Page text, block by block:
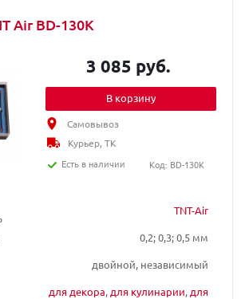
Air BD-130K
TNT-Air
0,2; 0,3; 0,5 мм
двойной, независимый
для декора, для кулинарии, для
3 085 руб.
В корзину
Самовывоз
Курьер, ТК
Есть в наличии
Код: BD-130K